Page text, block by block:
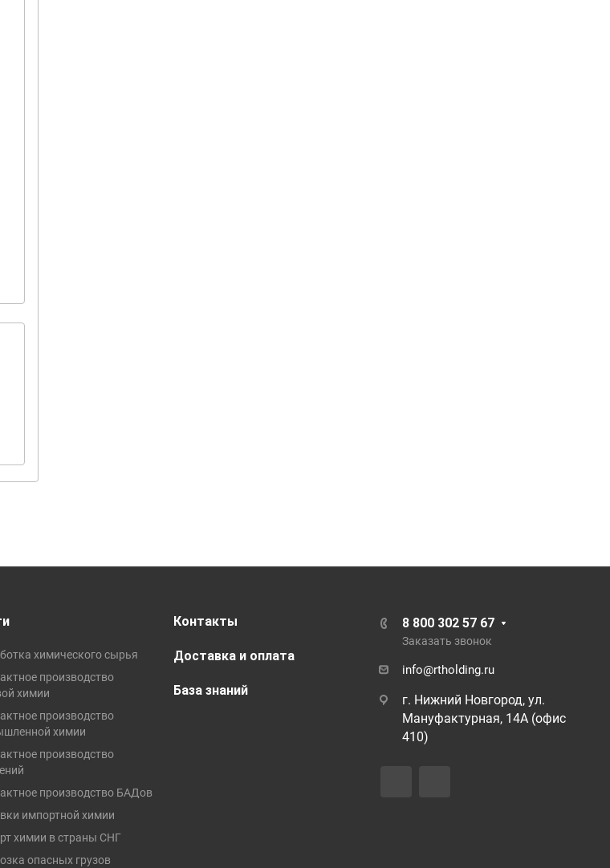
химического сырья
производство
химии
производство
химии
производство
производство БАДов
импортной химии
химии в страны СНГ
опасных грузов
Контакты
Доставка и оплата
База знаний
8 800 302 57 67
Заказать звонок
info@rtholding.ru
г. Нижний Новгород, ул.
Мануфактурная, 14А (офис
410)